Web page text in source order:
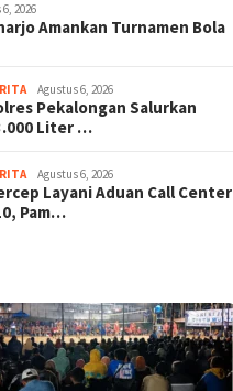
2026
Amankan Turnamen Bola
Agustus 6, 2026
Pekalongan Salurkan
Liter …
Agustus 6, 2026
Layani Aduan Call Center
Pam…